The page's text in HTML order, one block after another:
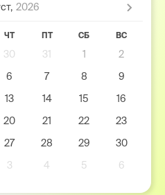
2026
ЧТ ПТ СБ ВС
30 31 1
2
6 7 8
9
13 14 15
16
20 21 22
23
27 28 29
30
3 4 5 6